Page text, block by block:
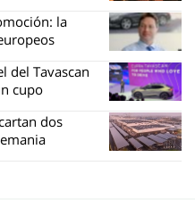
la
del Tavascan
cupo
dos